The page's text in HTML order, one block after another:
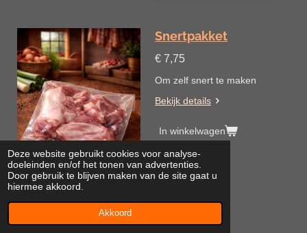
Deze website gebruikt cookies voor analyse-
doeleinden en/of het tonen van advertenties.
Door gebruik te blijven maken van de site gaat u
hiermee akkoord.
Akkoord
Snertpakket
€ 7,75
Om zelf snert te maken
Bekijk details
In winkelwagen